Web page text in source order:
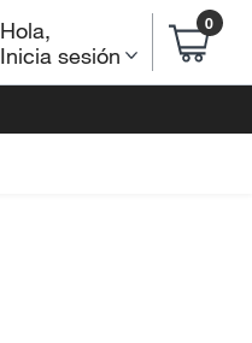
Hola,
Inicia sesión
0